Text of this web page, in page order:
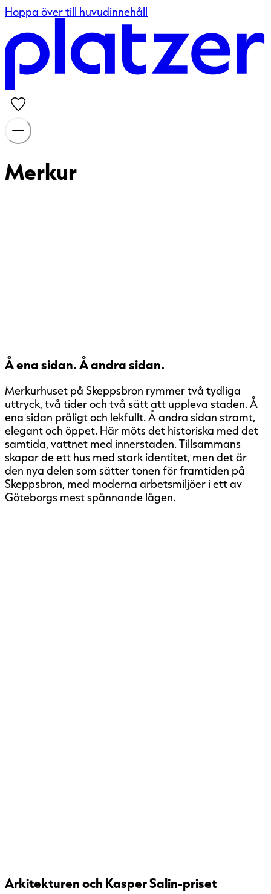
Hoppa över till huvudinnehåll
Merkur
Å ena sidan. Å andra sidan.
Merkurhuset på Skeppsbron rymmer två tydliga
uttryck, två tider och två sätt att uppleva staden. Å
ena sidan pråligt och lekfullt. Å andra sidan stramt,
elegant och öppet. Här möts det historiska med det
samtida, vattnet med innerstaden. Tillsammans
skapar de ett hus med stark identitet, men det är
den nya delen som sätter tonen för framtiden på
Skeppsbron, med moderna arbetsmiljöer i ett av
Göteborgs mest spännande lägen.
Arkitekturen och Kasper Salin-priset